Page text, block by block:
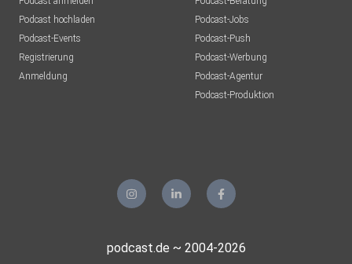
Podcast hochladen
Podcast-Events
Registrierung
Anmeldung
Podcast-Jobs
Podcast-Push
Podcast-Werbung
Podcast-Agentur
Podcast-Produktion
podcast.de ~ 2004-2026